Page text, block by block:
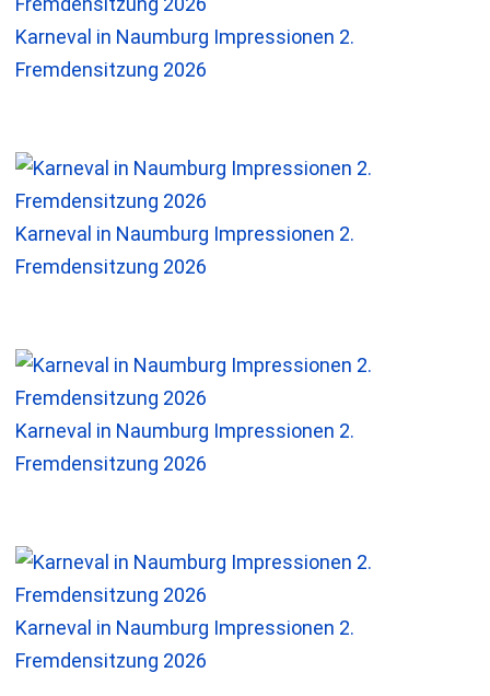
Karneval in Naumburg Impressionen 2.
Fremdensitzung 2026
Karneval in Naumburg Impressionen 2.
Fremdensitzung 2026
Karneval in Naumburg Impressionen 2.
Fremdensitzung 2026
Karneval in Naumburg Impressionen 2.
Fremdensitzung 2026